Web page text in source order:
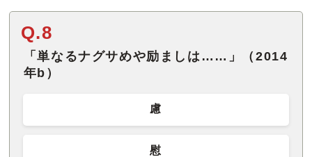
Q.8
「単なるナグサめや励ましは……」（2014
年b）
慮
慰